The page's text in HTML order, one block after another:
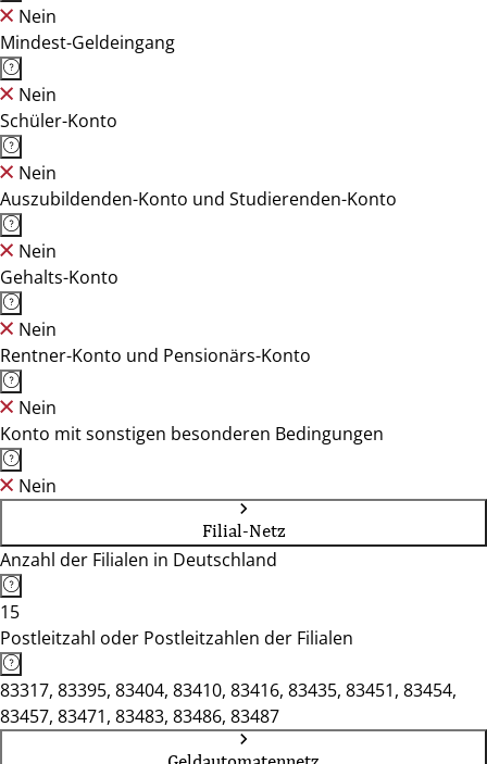
Nein
Mindest-Geldeingang
Nein
Schüler-Konto
Nein
Auszubildenden-Konto und Studierenden-Konto
Nein
Gehalts-Konto
Nein
Rentner-Konto und Pensionärs-Konto
Nein
Konto mit sonstigen besonderen Bedingungen
Nein
Filial-Netz
Anzahl der Filialen in Deutschland
15
Postleitzahl oder Postleitzahlen der Filialen
83317, 83395, 83404, 83410, 83416, 83435, 83451, 83454,
83457, 83471, 83483, 83486, 83487